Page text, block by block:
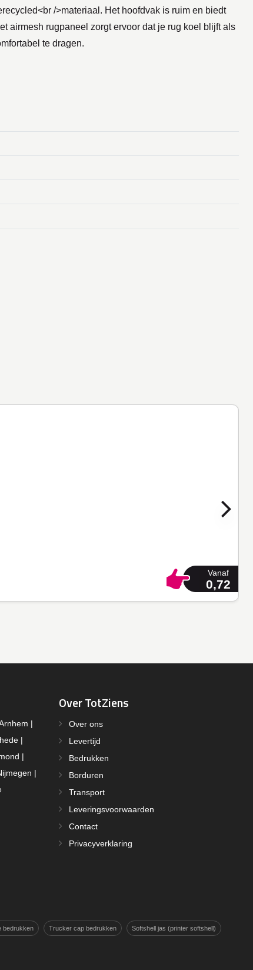
/>materiaal. Het hoofdvak is ruim en biedt
airmesh rugpaneel zorgt ervoor dat je rug koel blijft als
te dragen.
Vanaf
0,72
|
|
|
|
Over TotZiens
Over ons
Levertijd
Bedrukken
Borduren
Transport
Leveringsvoorwaarden
Contact
Privacyverklaring
bedrukken Trucker cap bedrukken Softshell jas (printer softshell)